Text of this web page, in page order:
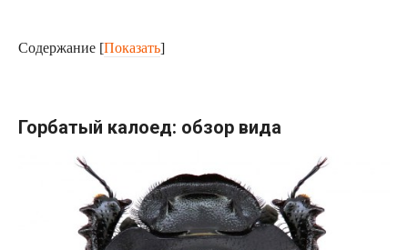
Содержание [Показать]
Горбатый калоед: обзор вида